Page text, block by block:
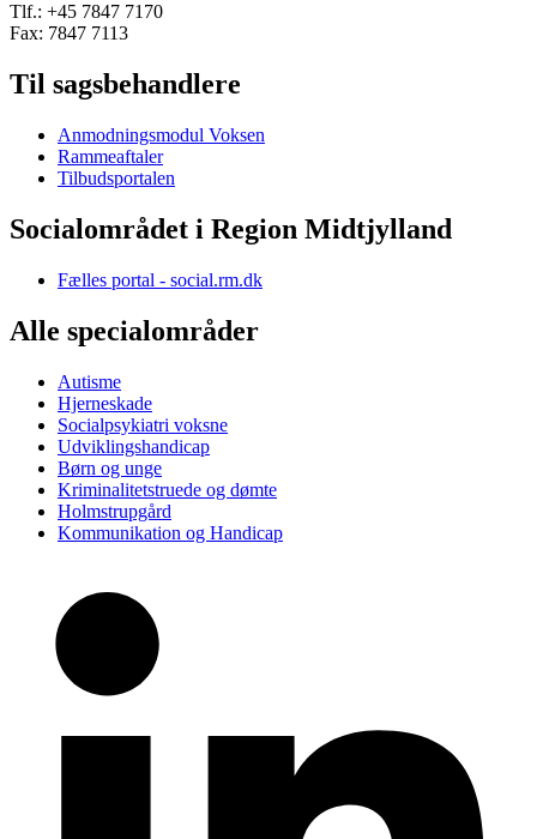
Tlf.: +45 7847 7170
Fax: 7847 7113
Til sagsbehandlere
Anmodningsmodul Voksen
Rammeaftaler
Tilbudsportalen
Socialområdet i Region Midtjylland
Fælles portal - social.rm.dk
Alle specialområder
Autisme
Hjerneskade
Socialpsykiatri voksne
Udviklingshandicap
Børn og unge
Kriminalitetstruede og dømte
Holmstrupgård
Kommunikation og Handicap